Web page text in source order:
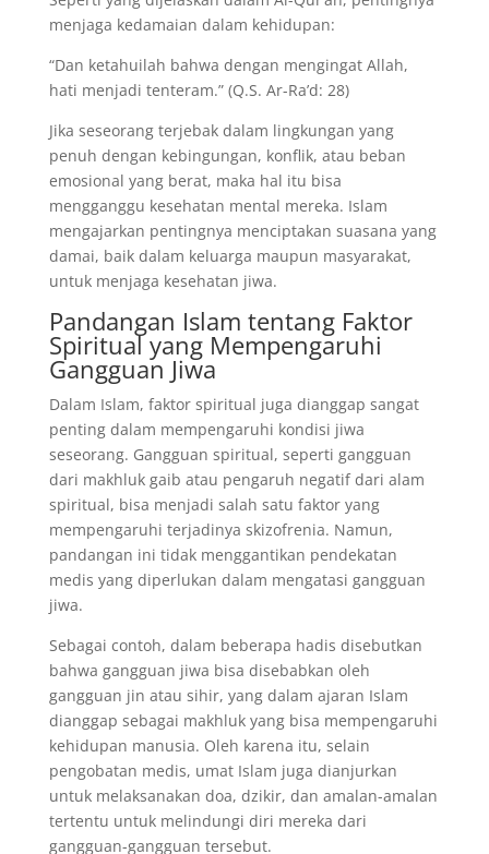
menjaga kedamaian dalam kehidupan:
“Dan ketahuilah bahwa dengan mengingat Allah,
hati menjadi tenteram.” (Q.S. Ar-Ra’d: 28)
Jika seseorang terjebak dalam lingkungan yang
penuh dengan kebingungan, konflik, atau beban
emosional yang berat, maka hal itu bisa
mengganggu kesehatan mental mereka. Islam
mengajarkan pentingnya menciptakan suasana yang
damai, baik dalam keluarga maupun masyarakat,
untuk menjaga kesehatan jiwa.
Pandangan Islam tentang Faktor
Spiritual yang Mempengaruhi
Gangguan Jiwa
Dalam Islam, faktor spiritual juga dianggap sangat
penting dalam mempengaruhi kondisi jiwa
seseorang. Gangguan spiritual, seperti gangguan
dari makhluk gaib atau pengaruh negatif dari alam
spiritual, bisa menjadi salah satu faktor yang
mempengaruhi terjadinya skizofrenia. Namun,
pandangan ini tidak menggantikan pendekatan
medis yang diperlukan dalam mengatasi gangguan
jiwa.
Sebagai contoh, dalam beberapa hadis disebutkan
bahwa gangguan jiwa bisa disebabkan oleh
gangguan jin atau sihir, yang dalam ajaran Islam
dianggap sebagai makhluk yang bisa mempengaruhi
kehidupan manusia. Oleh karena itu, selain
pengobatan medis, umat Islam juga dianjurkan
untuk melaksanakan doa, dzikir, dan amalan-amalan
tertentu untuk melindungi diri mereka dari
gangguan-gangguan tersebut.